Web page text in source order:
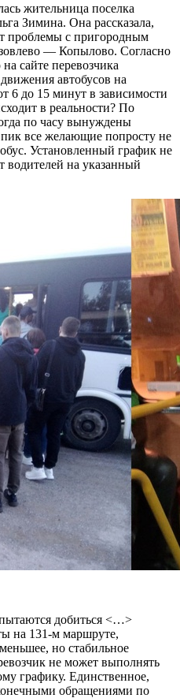
жительница поселка
Зимина. Она рассказала,
проблемы с пригородным
— Копылово. Согласно
сайте перевозчика
автобусов на
6 до 15 минут в зависимости
в реальности? По
по часу вынуждены
все желающие попросту не
Установленный график не
водителей на указанный
добиться <…>
на 131-м маршруте,
но стабильное
не может выполнять
графику. Единственное,
обращениями по